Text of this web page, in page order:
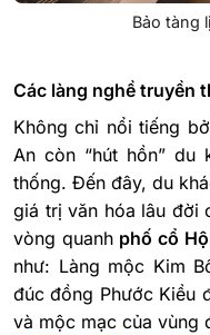
Bảo tàng
Các làng nghề truyền
Không chỉ nổi tiếng
An còn “hút hồn” du
thống. Đến đây, du
giá trị văn hóa lâu đời
vòng quanh phố cổ
như: Làng mộc Kim
đúc đồng Phước Kiều
và mộc mạc của vùng